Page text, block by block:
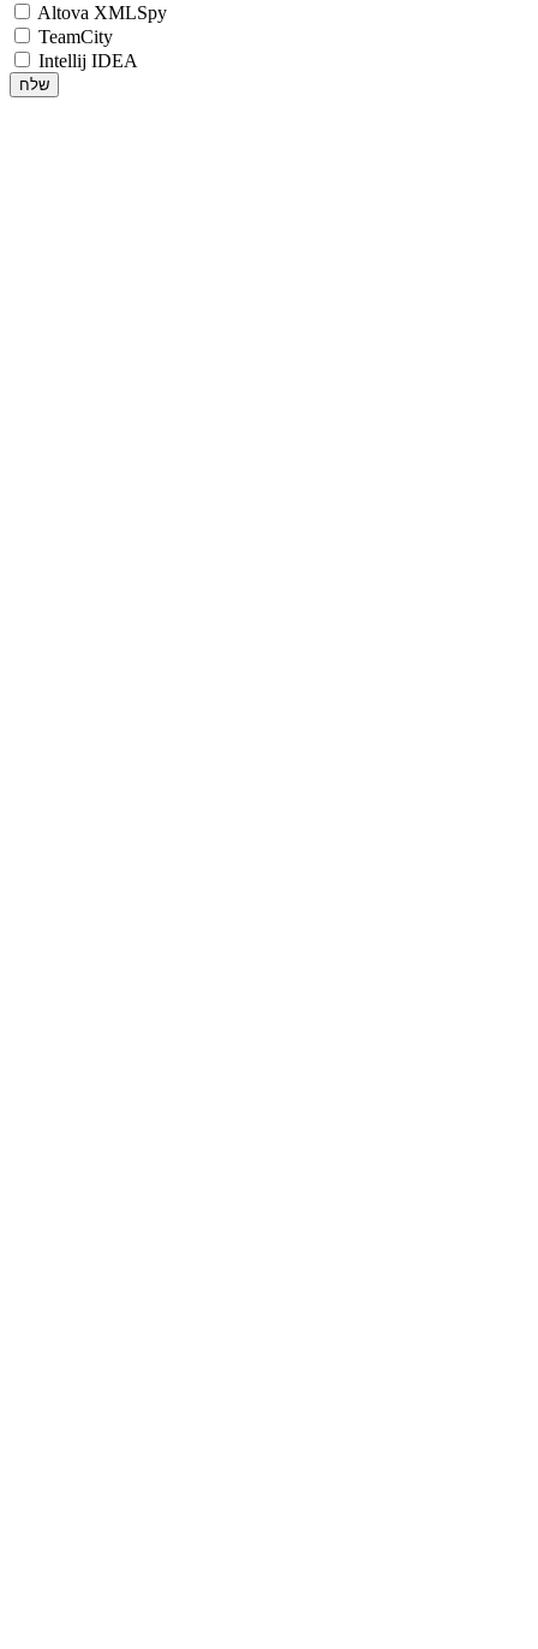
Altova XMLSpy
TeamCity
Intellij IDEA